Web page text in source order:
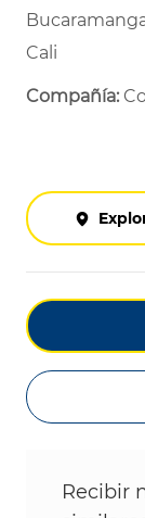
Cali
Compañía:
Recibir